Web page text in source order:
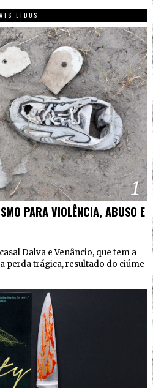
LIDOS
1
PARA VIOLÊNCIA, ABUSO E
Dalva e Venâncio, que tem a
perda trágica, resultado do ciúme